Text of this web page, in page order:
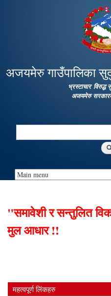
main
content
अजयमेरु गाउँपालिका
भ्रस्टाचार
अजयमेरु
Search
"समावेशी र सन्तुलित
मुल आधार !!
महत्वपूर्ण लिंकहरु